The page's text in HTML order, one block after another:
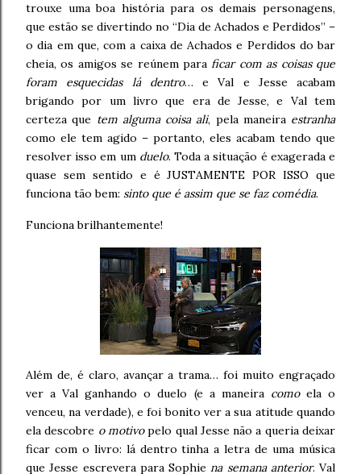
trouxe uma boa história para os demais personagens,
que estão se divertindo no “Dia de Achados e Perdidos” –
o dia em que, com a caixa de Achados e Perdidos do bar
cheia, os amigos se reúnem paraficar com as coisas que
foram esquecidas lá dentro… e Val e Jesse acabam
brigando por um livro que era de Jesse, e Val tem
certeza que tem alguma coisa ali, pela maneira estranha
como ele tem agido – portanto, eles acabam tendo que
resolver isso em um duelo. Toda a situação é exagerada e
quase sem sentido e é JUSTAMENTE POR ISSO que
funciona tão bem: sinto que é assim que se faz comédia.
Funciona brilhantemente!
Além de, é claro, avançar a trama… foi muito engraçado
ver a Val ganhando o duelo (e a maneira comoela o
venceu, na verdade), e foi bonito ver a sua atitude quando
ela descobre o motivopelo qual Jesse não a queria deixar
ficar com o livro: lá dentro tinha a letra de uma música
que Jesse escrevera para Sophiena semana anterior. Val